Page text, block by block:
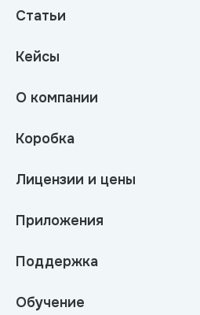
Статьи
Кейсы
О компании
Коробка
Лицензии и цены
Приложения
Поддержка
Обучение